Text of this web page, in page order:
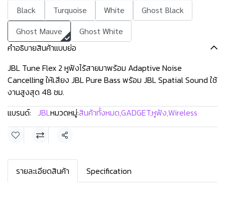
Black Turquoise White
Ghost Black
Ghost Mauve
Ghost White
คำอธิบายสินค้าแบบย่อ
JBL Tune Flex 2 หูฟังไร้สายมาพร้อม Adaptive Noise
Cancelling ให้เสียง JBL Pure Bass พร้อม JBL Spatial Sound ใช้
งานสูงสุด 48 ชม.
แบรนด์: JBLหมวดหมู่:สินค้าทั้งหมด,GADGET,หูฟัง,Wireless
แชร์
รายละเอียดสินค้า Specification